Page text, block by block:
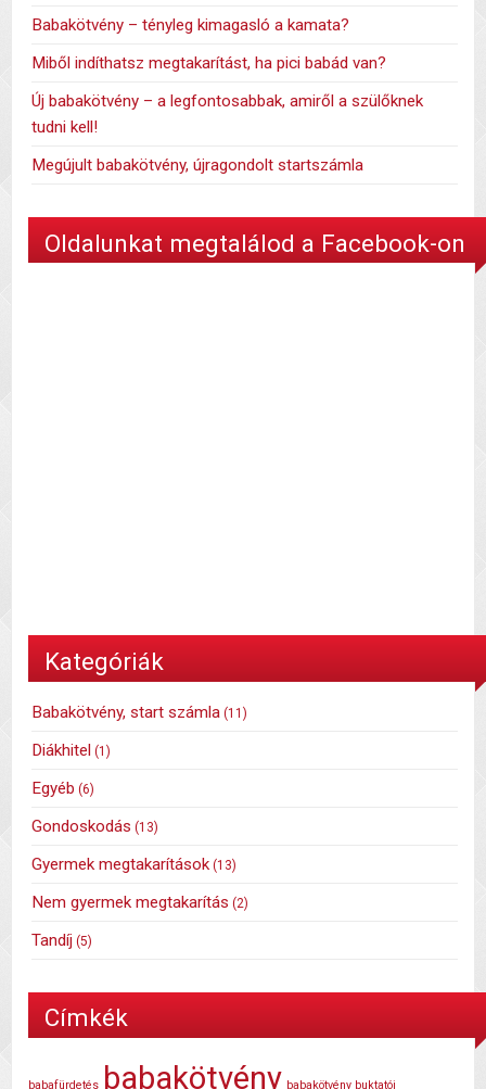
Babakötvény – tényleg kimagasló a kamata?
Miből indíthatsz megtakarítást, ha pici babád van?
Új babakötvény – a legfontosabbak, amiről a szülőknek
tudni kell!
Megújult babakötvény, újragondolt startszámla
Oldalunkat megtalálod a Facebook-on
Kategóriák
Babakötvény, start számla (11)
Diákhitel (1)
Egyéb (6)
Gondoskodás (13)
Gyermek megtakarítások (13)
Nem gyermek megtakarítás (2)
Tandíj (5)
Címkék
babafürdetés babakötvény babakötvény buktatói